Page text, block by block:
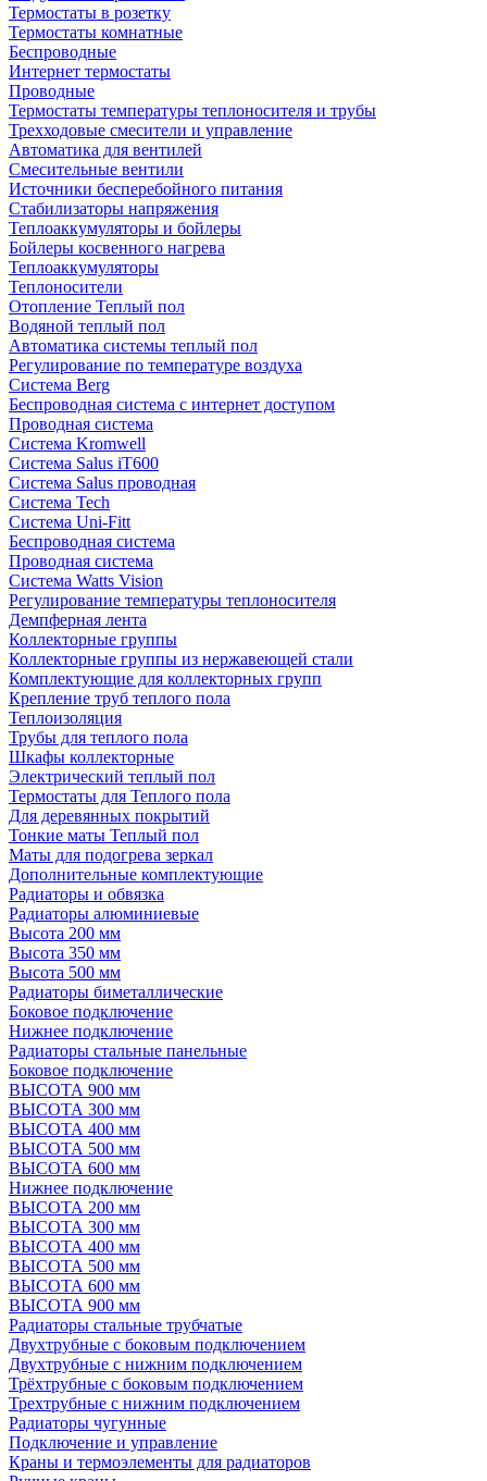
Термостаты в розетку
Термостаты комнатные
Беспроводные
Интернет термостаты
Проводные
Термостаты температуры теплоносителя и трубы
Трехходовые смесители и управление
Автоматика для вентилей
Смесительные вентили
Источники бесперебойного питания
Стабилизаторы напряжения
Теплоаккумуляторы и бойлеры
Бойлеры косвенного нагрева
Теплоаккумуляторы
Теплоносители
Отопление Теплый пол
Водяной теплый пол
Автоматика системы теплый пол
Регулирование по температуре воздуха
Система Berg
Беспроводная система с интернет доступом
Проводная система
Система Kromwell
Система Salus iT600
Система Salus проводная
Система Tech
Система Uni-Fitt
Беспроводная система
Проводная система
Система Watts Vision
Регулирование температуры теплоносителя
Демпферная лента
Коллекторные группы
Коллекторные группы из нержавеющей стали
Комплектующие для коллекторных групп
Крепление труб теплого пола
Теплоизоляция
Трубы для теплого пола
Шкафы коллекторные
Электрический теплый пол
Термостаты для Теплого пола
Для деревянных покрытий
Тонкие маты Теплый пол
Маты для подогрева зеркал
Дополнительные комплектующие
Радиаторы и обвязка
Радиаторы алюминиевые
Высота 200 мм
Высота 350 мм
Высота 500 мм
Радиаторы биметаллические
Боковое подключение
Нижнее подключение
Радиаторы стальные панельные
Боковое подключение
ВЫСОТА 900 мм
ВЫСОТА 300 мм
ВЫСОТА 400 мм
ВЫСОТА 500 мм
ВЫСОТА 600 мм
Нижнее подключение
ВЫСОТА 200 мм
ВЫСОТА 300 мм
ВЫСОТА 400 мм
ВЫСОТА 500 мм
ВЫСОТА 600 мм
ВЫСОТА 900 мм
Радиаторы стальные трубчатые
Двухтрубные с боковым подключением
Двухтрубные с нижним подключением
Трёхтрубные с боковым подключением
Трехтрубные с нижним подключением
Радиаторы чугунные
Подключение и управление
Краны и термоэлементы для радиаторов